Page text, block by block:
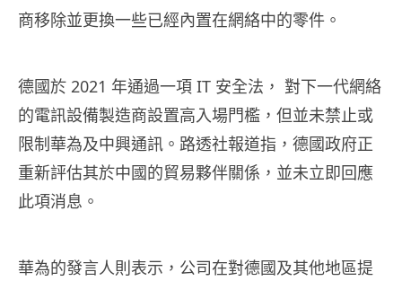
商移除並更換一些已經內置在網絡中的零件。
德國於 2021 年通過一項 IT 安全法， 對下一代網絡
的電訊設備製造商設置高入場門檻，但並未禁止或
限制華為及中興通訊。路透社報道指，德國政府正
重新評估其於中國的貿易夥伴關係，並未立即回應
此項消息。
華為的發言人則表示，公司在對德國及其他地區提